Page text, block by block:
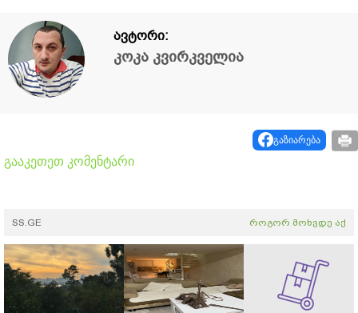
ავტორი:
კოკა კვირკველია
გაზიარება
გააკეთეთ კომენტარი
SS.GE როგორ მოხვდე აქ